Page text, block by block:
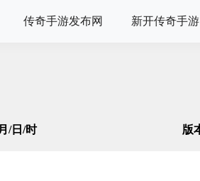
传奇手游发布网 新开传奇手游